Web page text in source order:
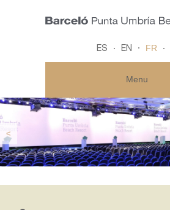
ES EN FR
Menu
<